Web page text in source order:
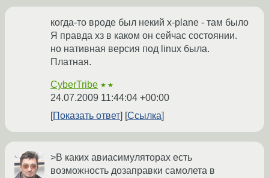
когда-то вроде был некий x-plane - там было
Я правда хз в каком он сейчас состоянии.
но нативная версия под linux была.
Платная.
CyberTribe ★★
24.07.2009 11:44:04 +00:00
Показать ответ
Ссылка
>В каких авиасимуляторах есть
возможность дозаправки самолета в